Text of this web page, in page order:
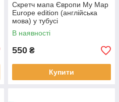
Скретч мапа Європи My Map
Europe edition (англійська
мова) у тубусі
В наявності
550 ₴
Купити